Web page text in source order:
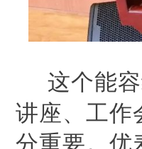
这个能
讲座、工作
分重要。优